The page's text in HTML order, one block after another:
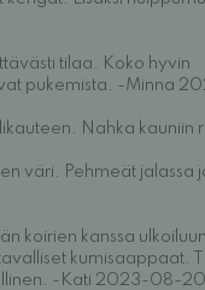
tilaa. Koko hyvin
pukemista. -Minna
Nahka kauniin
väri. Pehmeät jalassa
koirien kanssa
kumisaappaat.
-Kati 2023-08-20